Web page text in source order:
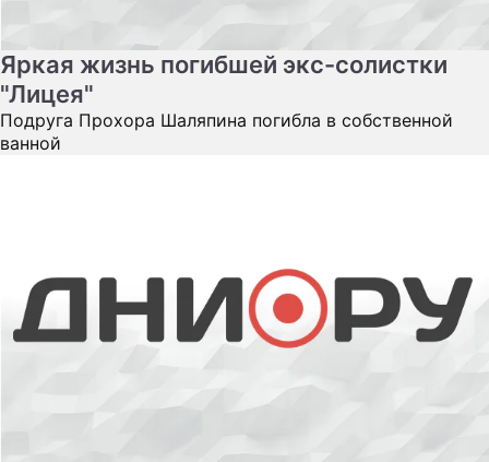
Яркая жизнь погибшей экс-солистки
"Лицея"
Подруга Прохора Шаляпина погибла в собственной
ванной